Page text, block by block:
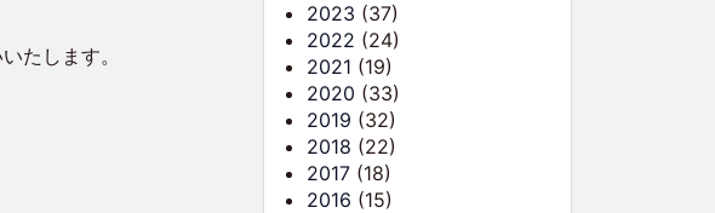
たします。
2023 (37)
2022 (24)
2021 (19)
2020 (33)
2019 (32)
2018 (22)
2017 (18)
2016 (15)